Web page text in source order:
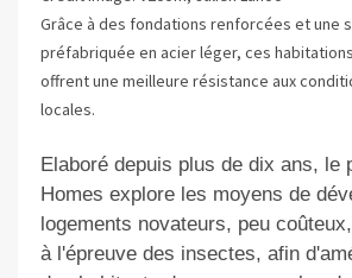
Grâce à des fondations renforcées et une
préfabriquée en acier léger, ces
offrent une meilleure résistance aux
locales.
Elaboré depuis plus de dix ans, le
Homes explore les moyens de
logements novateurs, peu
à l'épreuve des insectes, afin